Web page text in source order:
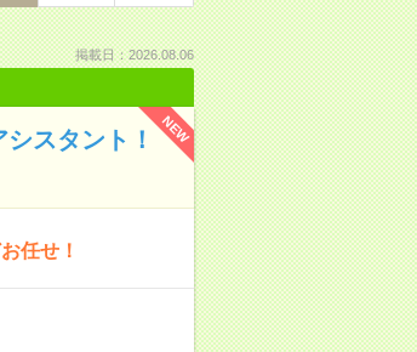
掲載日：2026.08.06
NEW
スタント！
任せ！